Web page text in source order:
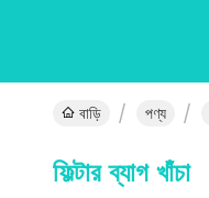
বাড়ি পণ্য
ফিল্টার ব্যাগ খাঁচা